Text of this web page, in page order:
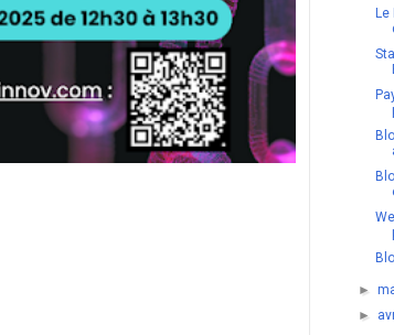
Le
►
►